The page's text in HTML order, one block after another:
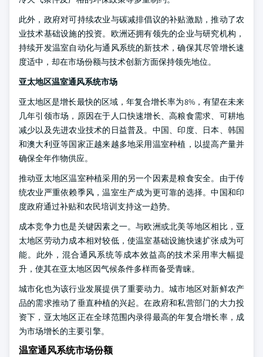
此外，政府对可持续农业与碳减排倡议的补贴激励，推动了农
业技术基础设施的投资。欧洲还拥有领先的企业与研究机构，
持续开发温室自动化与通风系统的新技术，确保其尽管增长速
度适中，却在市场份额与技术创新方面保持领先地位。
亚太地区温室通风系统市场
亚太地区是增长最快的区域，年复合增长率为8%，有望在未来
几年引领市场，原因在于人口快速增长、高粮食需求、可耕地
减少以及先进农业技术的日益普及。中国、印度、日本、韩国
和澳大利亚等国家正越来越多地采用温室种植，以提高产量并
确保全年作物供应。
推动亚太地区温室种植采用的另一个因素是粮食安全。由于传
统农业严重依赖季风，温室生产成为更可靠的选择。中国和印
度政府通过补贴和农民培训支持这一趋势。
成本竞争力也是关键因素之一。与欧洲或北美等地区相比，亚
太地区劳动力成本相对较低，使温室基础设施快速扩张成为可
能。此外，混合通风系统等成本效益高的技术采用率大幅提
升，使其在亚太地区因气候条件多样而备受青睐。
城市化也为该行业发展提供了重要动力。城市地区对新鲜农产
品的需求推动了垂直种植的兴起。在政府和私营部门的大力投
资下，亚太地区正在全球范围内录得最高的年复合增长率，成
为市场增长的主要引擎。
温室通风系统市场份额